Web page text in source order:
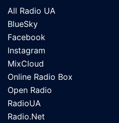
All Radio UA
BlueSky
Facebook
Instagram
MixCloud
Online Radio Box
Open Radio
RadioUA
Radio.Net